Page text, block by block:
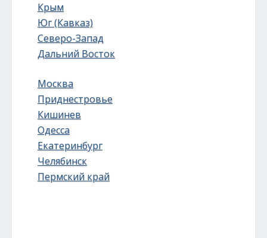
Крым
Юг (Кавказ)
Северо-Запад
Дальний Восток
Москва
Приднестровье
Кишинев
Одесса
Екатеринбург
Челябинск
Пермский край